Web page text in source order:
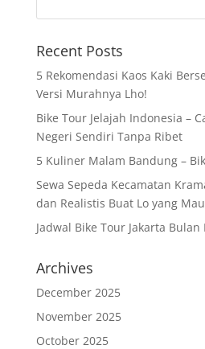
Recent Posts
5 Rekomendasi Kaos Kaki
Versi Murahnya Lho!
Bike Tour Jelajah Indonesia –
Negeri Sendiri Tanpa Ribet
5 Kuliner Malam Bandung –
Sewa Sepeda Kecamatan
dan Realistis Buat Lo yang
Jadwal Bike Tour Jakarta
Archives
December 2025
November 2025
October 2025